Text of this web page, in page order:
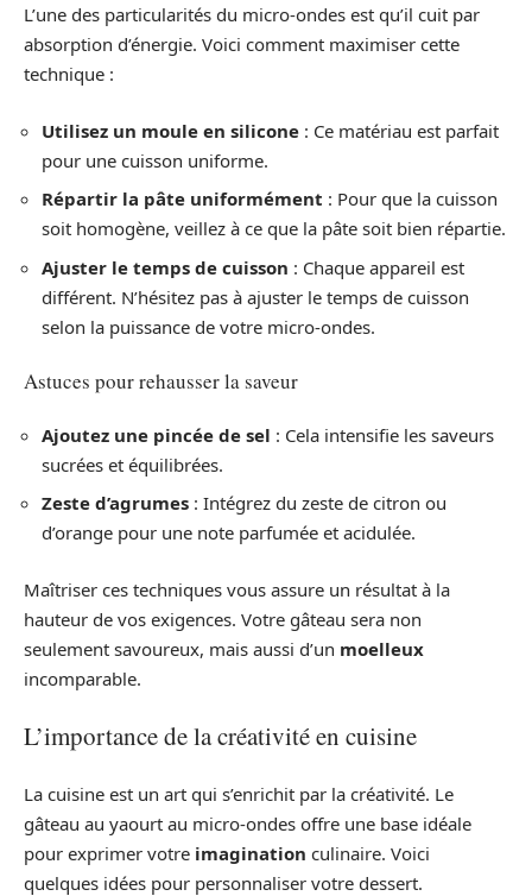
L’une des particularités du micro-ondes est qu’il cuit par
absorption d’énergie. Voici comment maximiser cette
technique :
Utilisez un moule en silicone : Ce matériau est parfait
pour une cuisson uniforme.
Répartir la pâte uniformément : Pour que la cuisson
soit homogène, veillez à ce que la pâte soit bien répartie.
Ajuster le temps de cuisson : Chaque appareil est
différent. N’hésitez pas à ajuster le temps de cuisson
selon la puissance de votre micro-ondes.
Astuces pour rehausser la saveur
Ajoutez une pincée de sel : Cela intensifie les saveurs
sucrées et équilibrées.
Zeste d’agrumes : Intégrez du zeste de citron ou
d’orange pour une note parfumée et acidulée.
Maîtriser ces techniques vous assure un résultat à la
hauteur de vos exigences. Votre gâteau sera non
seulement savoureux, mais aussi d’un moelleux
incomparable.
L’importance de la créativité en cuisine
La cuisine est un art qui s’enrichit par la créativité. Le
gâteau au yaourt au micro-ondes offre une base idéale
pour exprimer votre imagination culinaire. Voici
quelques idées pour personnaliser votre dessert.